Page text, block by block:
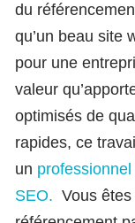
du
qu’un beau site
pour une
valeur
optimisés de
rapides, ce
un
SEO. Vous